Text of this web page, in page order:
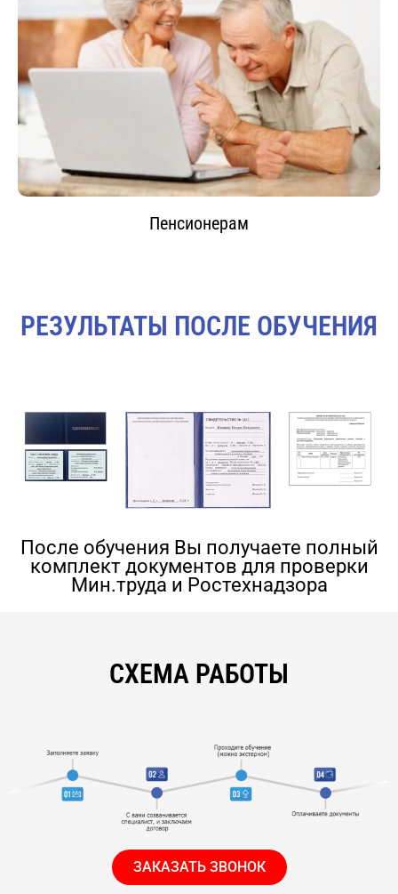
Пенсионерам
РЕЗУЛЬТАТЫ ПОСЛЕ ОБУЧЕНИЯ
После обучения Вы получаете полный
комплект документов для проверки
Мин.труда и Ростехнадзора
СХЕМА РАБОТЫ
ЗАКАЗАТЬ ЗВОНОК